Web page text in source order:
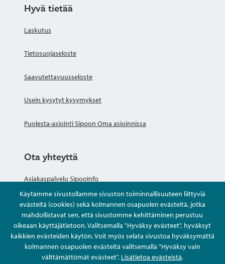
Käytämme sivustollamme sivuston toiminnallisuuteen liittyviä
evästeitä (cookies) sekä kolmannen osapuolen evästeitä, jotka
mahdollistavat sen, että sivustomme kehittäminen perustuu
oikeaan käyttäjätietoon. Valitsemalla "Hyväksy evästeet", hyväksyt
kaikkien evästeiden käytön. Voit myös selata sivustoa hyväksymättä
kolmannen osapuolen evästeitä valitsemalla "Hyväksy vain
välttämättömät evästeet". Lisätietoa evästeistä.
Hyvä tietää
Laskutus
Tietosuojaseloste
Saavutettavuusseloste
Usein kysytyt kysymykset
Puolesta-asiointi Sipoon Oma asioinnissa
Ota yhteyttä
Asiakaspalvelu SipooInfo
Anna palautetta nimettömästi
Kysy tai asioi
Yhteystiedot